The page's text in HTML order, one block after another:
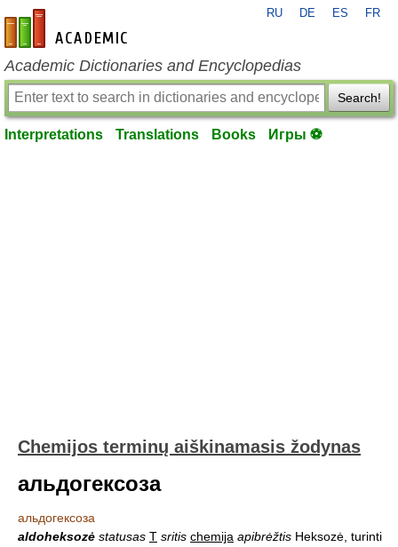
en-academic.com
RU DE ES FR
Academic Dictionaries and Encyclopedias
Search!
Interpretations Translations Books Игры ⚽
Chemijos terminų aiškinamasis žodynas
альдогексоза
альдогексоза
aldoheksozė statusas T sritis chemija apibrėžtis Heksozė, turinti